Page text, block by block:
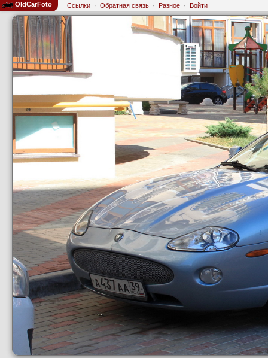
OldCarFoto Ссылки · Обратная связь · Разное · Войти